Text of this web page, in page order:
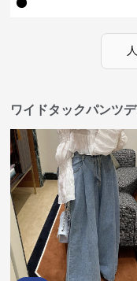
ワイドタックパンツ